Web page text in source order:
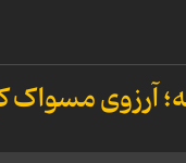
آرزوی مسواک